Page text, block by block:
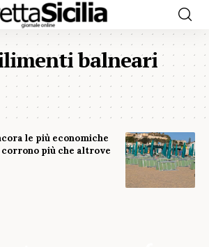
balneari
le più economiche
corrono più che altrove